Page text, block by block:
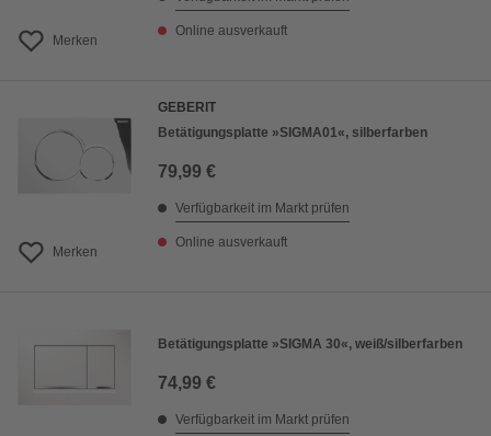
Merken
Online ausverkauft
Merken
GEBERIT
Betätigungsplatte »SIGMA01«, silberfarben
79,99 €
Verfügbarkeit im Markt prüfen
Online ausverkauft
Betätigungsplatte »SIGMA 30«, weiß/silberfarben
74,99 €
Verfügbarkeit im Markt prüfen